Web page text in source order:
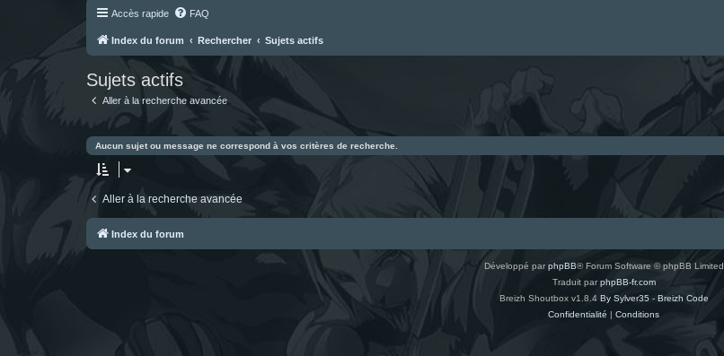
Accès rapide FAQ
Index du forum Rechercher Sujets actifs
Sujets actifs
Aller à la recherche avancée
Aucun sujet ou message ne correspond à vos critères de recherche.
Aller à la recherche avancée
Index du forum
Développé parphpBB® Forum Software © phpBB Limited
Traduit parphpBB-fr.com
Breizh Shoutbox v1.8.4 By Sylver35 - Breizh Code
Confidentialité | Conditions